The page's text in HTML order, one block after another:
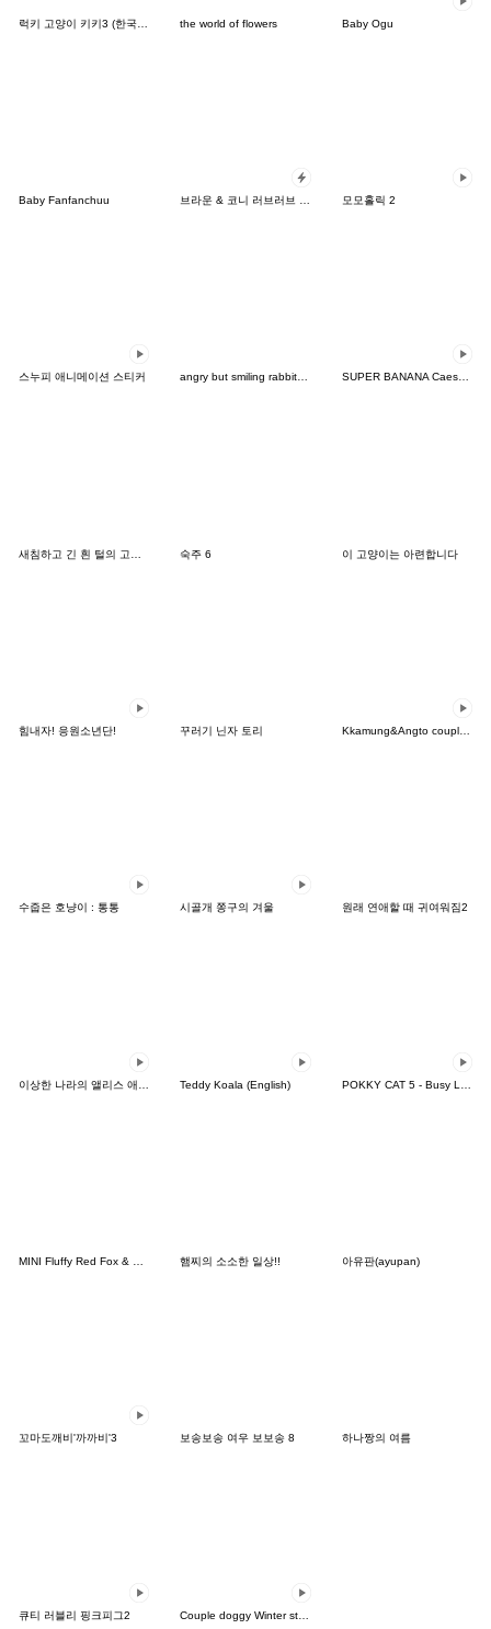
the world of flowers Baby Ogu
Baby Fanfanchuu 모모홀릭 2
스누피 애니메이션 스티커 angry but smiling rabbit usagi SUPER BANANA Caesar & Robin
숙주 6 이 고양이는 아련합니다
힘내자! 응원소년단! 꾸러기 닌자 토리 Kkamung&Angto couple10(Kkamung ver.)
수줍은 호냥이 : 통통 시골개 쫑구의 겨울 원래 연애할 때 귀여워짐2
Teddy Koala (English)
햄찌의 소소한 일상!! 아유판(ayupan)
꼬마도깨비'까까비'3 보송보송 여우 보보송 8 하나짱의 여름
큐티 러블리 핑크피그2